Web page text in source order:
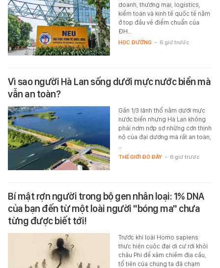
doanh, thương mại, logistics,
kiểm toán và kinh tế quốc tế nằm
ở top đầu về điểm chuẩn của
ĐH…
HỌC ĐƯỜNG - 6 giờ trước
Vì sao người Hà Lan sống dưới mực nước biển mà
vẫn an toàn?
Gần 1/3 lãnh thổ nằm dưới mực
nước biển nhưng Hà Lan không
phải nơm nớp sợ những cơn thịnh
nộ của đại dương mà rất an toàn,
THẾ GIỚI ĐÓ ĐÂY - 6 giờ trước
Bí mật rợn người trong bộ gen nhân loại: 1% DNA
của bạn đến từ một loài người "bóng ma" chưa
từng được biết tới!
Trước khi loài Homo sapiens
thực hiện cuộc đại di cư rời khỏi
châu Phi để xâm chiếm địa cầu,
tổ tiên của chúng ta đã chạm